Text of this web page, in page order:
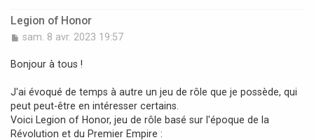
Legion of Honor
M
s
g
e
sam. 8 avr. 2023 19:57
Bonjour à tous !
J'ai évoqué de temps à autre un jeu de rôle que je possède, qui
peut peut-être en intéresser certains.
Voici Legion of Honor, jeu de rôle basé sur l'époque de la
Révolution et du Premier Empire :